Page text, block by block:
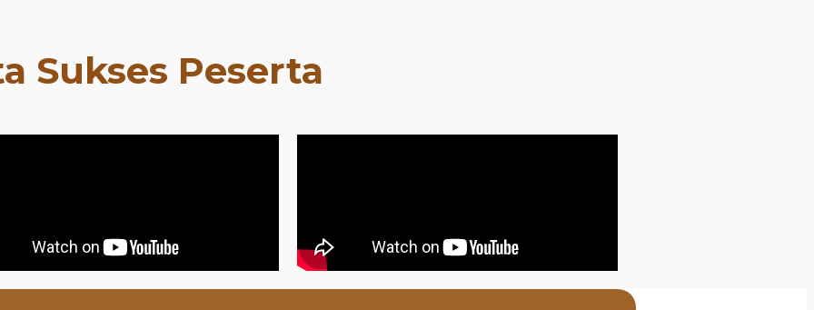
Sukses Peserta